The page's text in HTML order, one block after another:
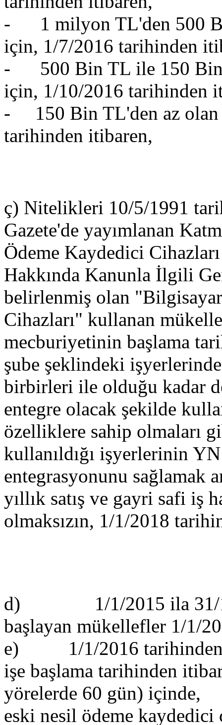
- 1 milyon TL'den 500
için, 1/7/2016 tarihinden
- 500 Bin TL ile 150 Bin
için, 1/10/2016 tarihinden
- 150 Bin TL'den az olan
tarihinden itibaren,
ç) Nitelikleri 10/5/1991
Gazete'de yayımlanan
Ödeme Kaydedici
Hakkında Kanunla İlgili
belirlenmiş olan
Cihazları" kullanan
mecburiyetinin başlama
şube şeklindeki
birbirleri ile olduğu kadar
entegre olacak şekilde
özelliklere sahip olmaları
kullanıldığı işyerlerinin
entegrasyonunu sağlamak
yıllık satış ve gayri safi iş
olmaksızın, 1/1/2018
d) 1/1/2015 ila 31/12/
başlayan mükellefler 1/1/
e) 1/1/2016 tarihinden
işe başlama tarihinden
yörelerde 60 gün) içinde,
eski nesil ödeme